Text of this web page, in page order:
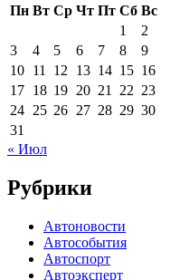
Пн Вт Ср Чт Пт Сб Вс
1
2
3
4 5 6 7 8
9
10 11 12 13 14 15 16
17 18 19 20 21 22 23
24 25 26 27 28 29 30
31
« Июл
Рубрики
Автоновости
Автособытия
Автоспорт
Автоэксперт